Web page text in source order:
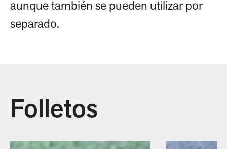
aunque también se pueden utilizar por
separado.
Folletos